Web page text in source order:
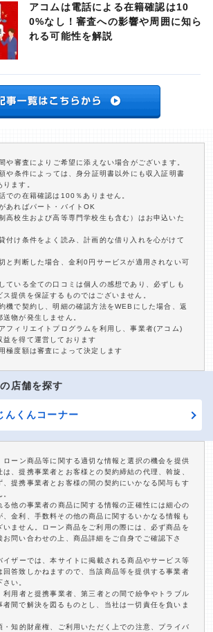
アコムは電話による在籍確認は10
0%なし！審査への影響や周囲に知ら
れる可能性を解説
審査によりご希望に添えない場合がございます。
や条件によっては、身分証明書以外にも収入証明書
ます。
での在籍確認は100％ありません。
あればパート・バイトOK
高校生および高等専門学校生も含む）はお申込いた
付け条件をよく読み、計画的な借り入れを心がけて
と判断した場合、金利0円サービスが適用されない可
ている全ての口コミは個人の感想であり、必ずしも
提供を保証するものではございません。
機で契約し、明細の確認方法をWEBにした場合、返
物が発生しません。
フィリエイトプログラムを利用し、事業者(アコム)
益を得て運営しております
極度額は審査によって決定します
店舗を探す
んくんコーナー
ーン商品等に関する適切な情報と選択の機会を提供
、提携事業者とお客様との契約締結の代理、斡旋、
、提携事業者とお客様の間の契約にいかなる関与もす
他の事業者の商品に関する情報の正確性には細心の
、金利、手数料その他の商品に関するいかなる情報も
いません。ローン商品をご利用の際には、必ず商品を
問い合わせの上、商品詳細をご自身でご確認下さ
ザーでは、本サイトに掲載される商品やサービス等
回答致しかねますので、当該商品等を提供する事業者
い。
用者と提携事業者、第三者との間で紛争やトラブル
者間で解決を図るものとし、当社は一切責任を負いま
知的財産権、ご利用いただく上での注意、プライバ